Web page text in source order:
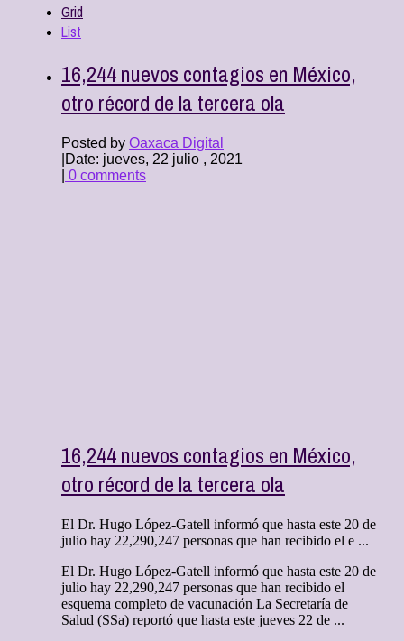
Grid
List
16,244 nuevos contagios en México,
otro récord de la tercera ola
Posted by Oaxaca Digital
Date: jueves, 22 julio , 2021
0 comments
16,244 nuevos contagios en México,
otro récord de la tercera ola
El Dr. Hugo López-Gatell informó que hasta este 20 de
julio hay 22,290,247 personas que han recibido el e ...
El Dr. Hugo López-Gatell informó que hasta este 20 de
julio hay 22,290,247 personas que han recibido el
esquema completo de vacunación La Secretaría de
Salud (SSa) reportó que hasta este jueves 22 de ...